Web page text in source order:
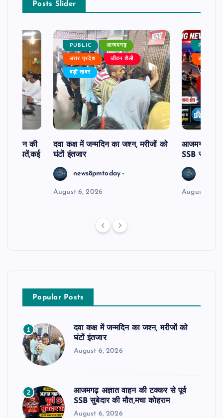
Posts Slider
की
शिकायतें,कई
PUBLIC आजमगढ़
उत्तर प्रदेश जीवन शैली
बड़ी खबर
दवा कक्ष में जन्मदिन का जश्न, मरीजों को
घंटों इंतजार
news8pmtoday
August 6, 2026
PUBLIC
उत्तर
आजमगढ़
SSB सुबेदार
August 6,
Popular Posts
1
दवा कक्ष में जन्मदिन का जश्न, मरीजों को
घंटों इंतजार
August 6, 2026
2
आजमगढ़ अज्ञात वाहन की टक्कर से पूर्व
SSB सुबेदार की मौत,मचा कोहराम
August 6, 2026